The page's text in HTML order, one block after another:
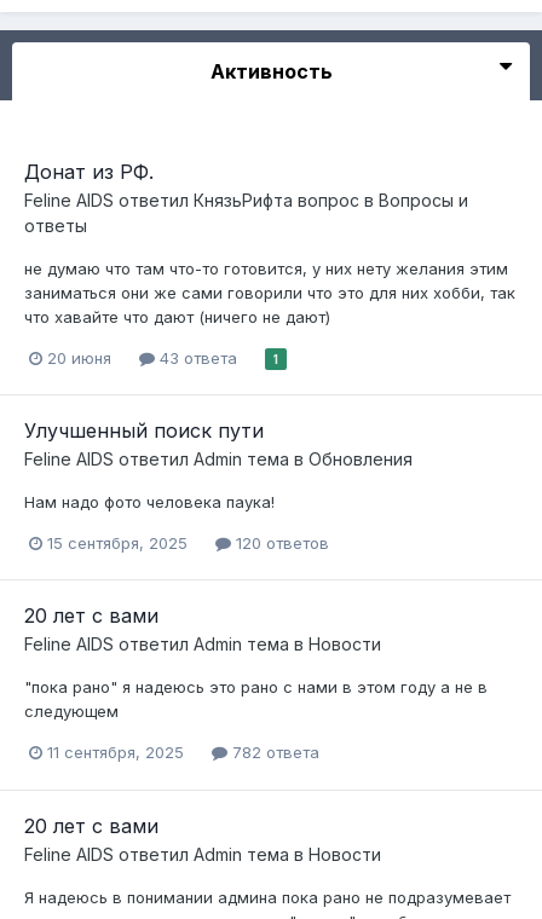
Активность
Донат из РФ.
Feline AIDS ответил КнязьРифта вопрос в Вопросы и
ответы
не думаю что там что-то готовится, у них нету желания этим
заниматься они же сами говорили что это для них хобби, так
что хавайте что дают (ничего не дают)
20 июня 43 ответа 1
Улучшенный поиск пути
Feline AIDS ответил Admin тема в Обновления
Нам надо фото человека паука!
15 сентября, 2025 120 ответов
20 лет с вами
Feline AIDS ответил Admin тема в Новости
"пока рано" я надеюсь это рано с нами в этом году а не в
следующем
11 сентября, 2025 782 ответа
20 лет с вами
Feline AIDS ответил Admin тема в Новости
Я надеюсь в понимании админа пока рано не подразумевает